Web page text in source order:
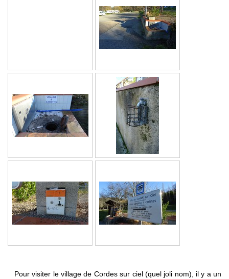
Pour visiter le village de Cordes sur ciel (quel joli nom), il y a un